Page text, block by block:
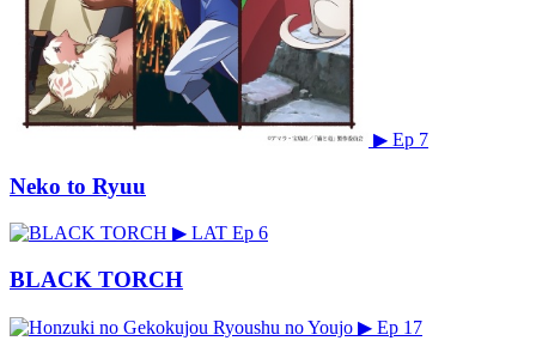
▶ Ep 7
Neko to Ryuu
▶ LAT Ep 6
BLACK TORCH
▶ Ep 17